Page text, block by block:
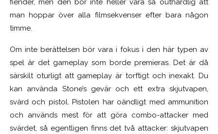
fiender, men den bör inte heller vara så outhärdlig att
man hoppar över alla filmsekvenser efter bara någon
timme.
Om inte berättelsen bör vara i fokus i den här typen av
spel är det gameplay som borde premieras. Det är då
särskilt oturligt att gameplay är torftigt och inexakt. Du
kan använda Stone’s gevär och ett extra skjutvapen,
svärd och pistol. Pistolen har oändligt med ammunition
och används mest för att göra combo-attacker med
svärdet, så egentligen finns det två attacker: skjutvapen